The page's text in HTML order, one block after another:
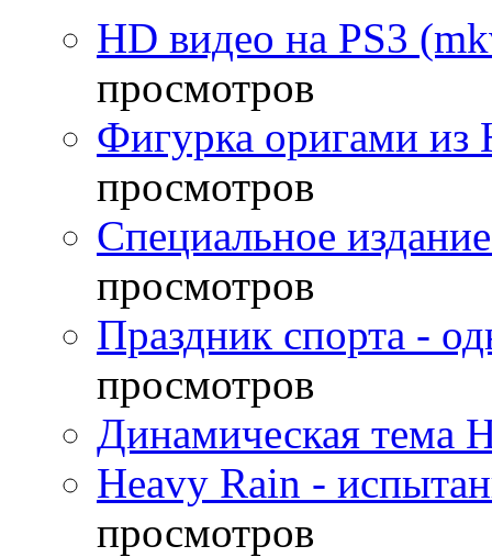
HD видео на PS3
просмотров
Фигурка оригами из
просмотров
Специальное
просмотров
Праздник спорта -
просмотров
Динамическая тема
Heavy Rain -
просмотров